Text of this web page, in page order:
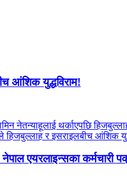
आंशिक युद्धविराम!
नेतन्याहूलाई थर्काएपछि
र इसराइलबीच आंशिक
एयरलाइन्सका कर्मचारी